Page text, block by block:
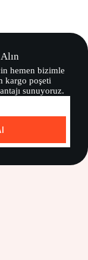
hemen bizimle
kargo poşeti
sunuyoruz.